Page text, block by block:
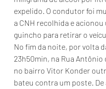
expelido. O condutor foi
a CNH recolhida e acionou
guincho para retirar o
No fim da noite, por volta
23h50min, na Rua Antônio
no bairro Vitor Konder
bateu contra um poste. De